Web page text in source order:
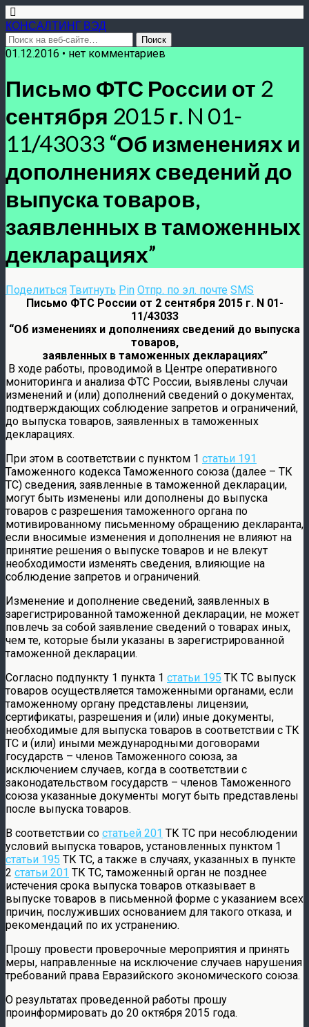
КОНСАЛТИНГ ВЭД
01.12.2016 • нет комментариев
Письмо ФТС России от 2
сентября 2015 г. N 01-
11/43033 “Об изменениях и
дополнениях сведений до
выпуска товаров,
заявленных в таможенных
декларациях”
Поделиться Твитнуть Pin Отпр. по эл. почте SMS
Письмо ФТС России от 2 сентября 2015 г. N 01-
11/43033
“Об изменениях и дополнениях сведений до выпуска
товаров,
заявленных в таможенных декларациях”
В ходе работы, проводимой в Центре оперативного
мониторинга и анализа ФТС России, выявлены случаи
изменений и (или) дополнений сведений о документах,
подтверждающих соблюдение запретов и ограничений,
до выпуска товаров, заявленных в таможенных
декларациях.
При этом в соответствии с пунктом 1 статьи 191
Таможенного кодекса Таможенного союза (далее – ТК
ТС) сведения, заявленные в таможенной декларации,
могут быть изменены или дополнены до выпуска
товаров с разрешения таможенного органа по
мотивированному письменному обращению декларанта,
если вносимые изменения и дополнения не влияют на
принятие решения о выпуске товаров и не влекут
необходимости изменять сведения, влияющие на
соблюдение запретов и ограничений.
Изменение и дополнение сведений, заявленных в
зарегистрированной таможенной декларации, не может
повлечь за собой заявление сведений о товарах иных,
чем те, которые были указаны в зарегистрированной
таможенной декларации.
Согласно подпункту 1 пункта 1 статьи 195 ТК ТС выпуск
товаров осуществляется таможенными органами, если
таможенному органу представлены лицензии,
сертификаты, разрешения и (или) иные документы,
необходимые для выпуска товаров в соответствии с ТК
ТС и (или) иными международными договорами
государств – членов Таможенного союза, за
исключением случаев, когда в соответствии с
законодательством государств – членов Таможенного
союза указанные документы могут быть представлены
после выпуска товаров.
В соответствии со статьей 201 ТК ТС при несоблюдении
условий выпуска товаров, установленных пунктом 1
статьи 195 ТК ТС, а также в случаях, указанных в пункте
2 статьи 201 ТК ТС, таможенный орган не позднее
истечения срока выпуска товаров отказывает в
выпуске товаров в письменной форме с указанием всех
причин, послуживших основанием для такого отказа, и
рекомендаций по их устранению.
Прошу провести проверочные мероприятия и принять
меры, направленные на исключение случаев нарушения
требований права Евразийского экономического союза.
О результатах проведенной работы прошу
проинформировать до 20 октября 2015 года.